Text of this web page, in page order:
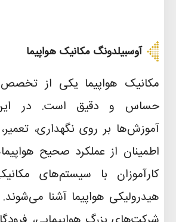
آوسبیلدونگ مکانیک هواپیما
مکانیک هواپیما یکی از
حساس و دقیق است. در این
آموزش‌ها بر روی نگهداری،
اطمینان از عملکرد صحیح
کارآموزان با سیستم‌های
هیدرولیکی هواپیما آشنا